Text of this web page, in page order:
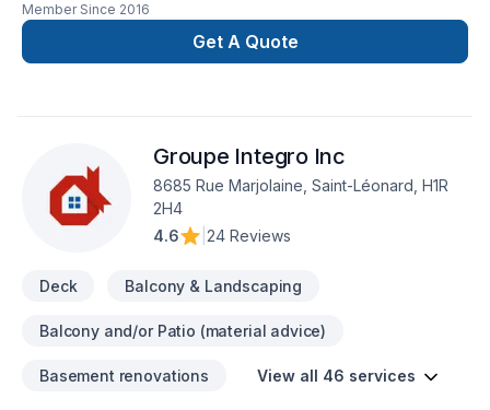
dans le domaine de la construction. Armoires, Balcon de bois,
Carrelage, Charpenterie, Cuisine, Gypse, Meubles, Patio,
Plancher, Rénovation générale, Salle de bain, Sous-sol.
et démarrez votre projet en toute confiance.
Member Since 2016
Get A Quote
Groupe Integro Inc
8685 Rue Marjolaine, Saint-Léonard, H1R
2H4
4.6
24 Reviews
Deck Balcony & Landscaping
Balcony and/or Patio (material advice)
Basement renovations View all 46 services